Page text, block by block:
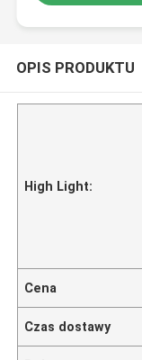
OPIS PRODUKTU
High Light:
Cena
Czas dostawy